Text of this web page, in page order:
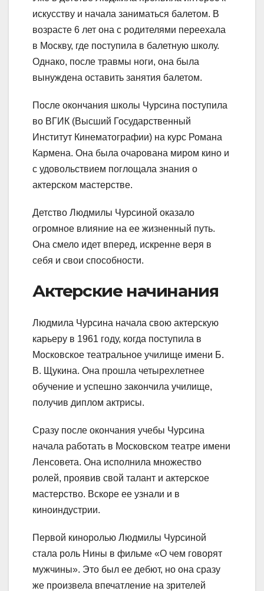
искусству и начала заниматься балетом. В
возрасте 6 лет она с родителями переехала
в Москву, где поступила в балетную школу.
Однако, после травмы ноги, она была
вынуждена оставить занятия балетом.
После окончания школы Чурсина поступила
во ВГИК (Высший Государственный
Институт Кинематографии) на курс Романа
Кармена. Она была очарована миром кино и
с удовольствием поглощала знания о
актерском мастерстве.
Детство Людмилы Чурсиной оказало
огромное влияние на ее жизненный путь.
Она смело идет вперед, искренне веря в
себя и свои способности.
Актерские начинания
Людмила Чурсина начала свою актерскую
карьеру в 1961 году, когда поступила в
Московское театральное училище имени Б.
В. Щукина. Она прошла четырехлетнее
обучение и успешно закончила училище,
получив диплом актрисы.
Сразу после окончания учебы Чурсина
начала работать в Московском театре имени
Ленсовета. Она исполнила множество
ролей, проявив свой талант и актерское
мастерство. Вскоре ее узнали и в
киноиндустрии.
Первой киноролью Людмилы Чурсиной
стала роль Нины в фильме «О чем говорят
мужчины». Это был ее дебют, но она сразу
же произвела впечатление на зрителей